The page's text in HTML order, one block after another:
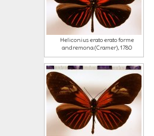
Heliconius erato erato forme
andremona (Cramer), 1780